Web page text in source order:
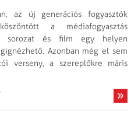
az új generációs fogyasztók
a médiafogyasztás
sorozat és film egy helyen
Azonban még el sem
verseny, a szereplőkre máris